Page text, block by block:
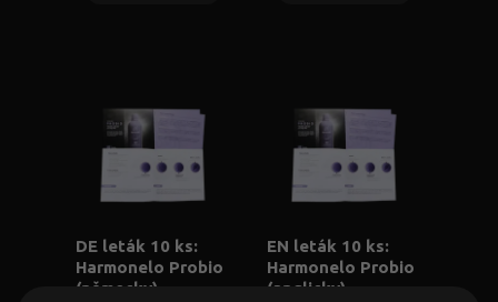
DE leták 10 ks:
Harmonelo Probio
(německy)
EN leták 10 ks:
Harmonelo Probio
(anglicky)